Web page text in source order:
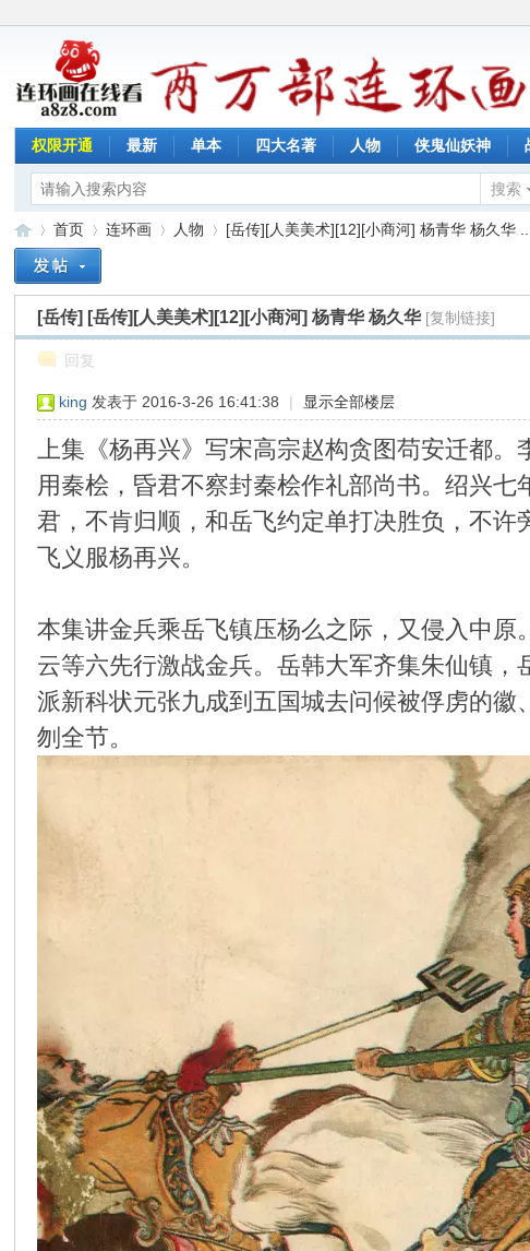
权限开通 最新 单本 四大名著 人物 侠鬼仙妖神
搜索
»
首页
›
连环画
›
人物
›
[岳传][人美美术][12][小商河] 杨青华 杨久华 ...
[岳传] [岳传][人美美术][12][小商河] 杨青华 杨久华 [复制链接]
回复
king 发表于 2016-3-26 16:41:38 | 显示全部楼层
上集《杨再兴》写宋高宗赵构贪图苟安迁都
用秦桧，昏君不察封秦桧作礼部尚书。绍兴
君，不肯归顺，和岳飞约定单打决胜负，不
飞义服杨再兴。
本集讲金兵乘岳飞镇压杨么之际，又侵入中
云等六先行激战金兵。岳韩大军齐集朱仙镇
派新科状元张九成到五国城去问候被俘虏的
刎全节。